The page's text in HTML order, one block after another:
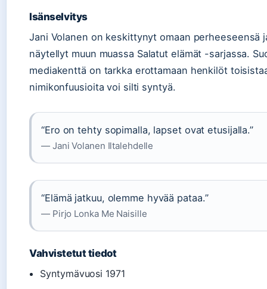
Isänselvitys
Jani Volanen on keskittynyt omaan perheeseensä
näytellyt muun muassa Salatut elämät -sarjassa.
mediakenttä on tarkka erottamaan henkilöt
nimikonfuusioita voi silti syntyä.
“Ero on tehty sopimalla, lapset ovat etusijalla.”
— Jani Volanen Iltalehdelle
“Elämä jatkuu, olemme hyvää pataa.”
— Pirjo Lonka Me Naisille
Vahvistetut tiedot
Syntymävuosi 1971